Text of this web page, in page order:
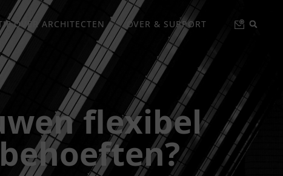
OVER ARCHITECTEN OVER & SUPPORT
flexibel